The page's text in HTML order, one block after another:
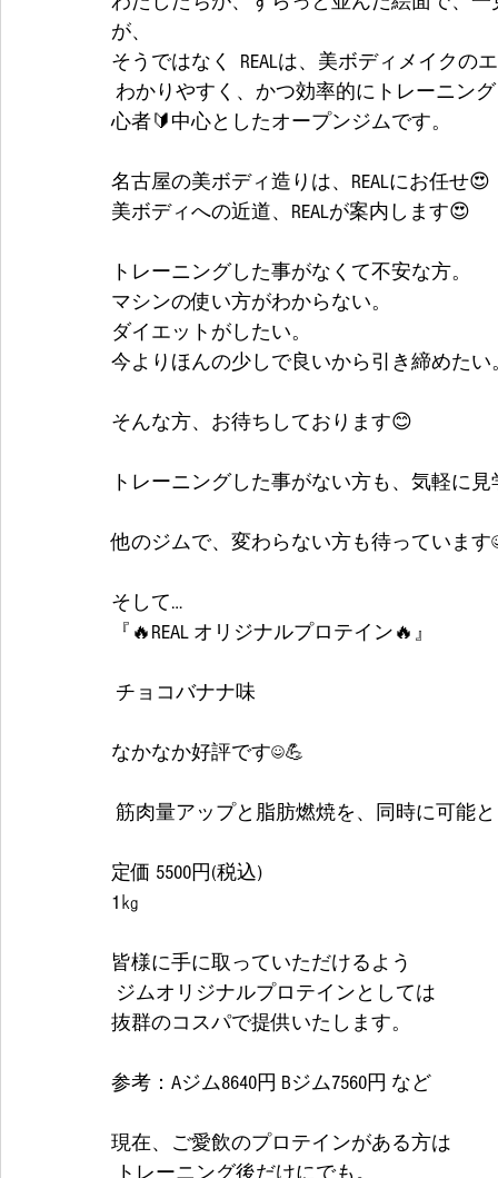
が、
そうではなく  REALは、美ボディメイクの
心者🔰中心としたオープンジムです。
名古屋の美ボディ造りは、REALにお任せ😍
美ボディへの近道、REALが案内します😍
トレーニングした事がなくて不安な方。
マシンの使い方がわからない。
ダイエットがしたい。
今よりほんの少しで良いから引き締めたい
そんな方、お待ちしております😊
トレーニングした事がない方も、気軽に
他のジムで、変わらない方も待っています
そして…
『🔥REAL オリジナルプロテイン🔥』
チョコバナナ味
なかなか好評です☺💪
筋肉量アップと脂肪燃焼を、同時に可能
定価 5500円(税込)
1㎏
皆様に手に取っていただけるよう
ジムオリジナルプロテインとしては
抜群のコスパで提供いたします。
参考：Aジム8640円 Bジム7560円 など
現在、ご愛飲のプロテインがある方は
トレーニング後だけにでも。